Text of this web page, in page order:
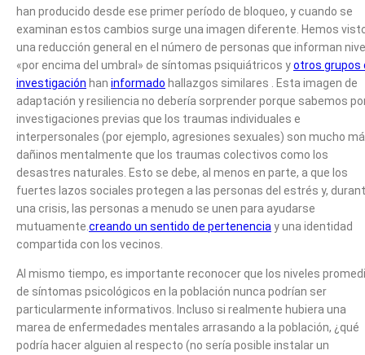
han producido desde ese primer período de bloqueo, y cuando se
examinan estos cambios surge una imagen diferente. Hemos
una reducción general en el número de personas que informan
«por encima del umbral» de síntomas psiquiátricos yotros grupos
investigación han informado hallazgos similares . Esta imagen de
adaptación y resiliencia no debería sorprender porque sabemos
investigaciones previas que los traumas individuales e
interpersonales (por ejemplo, agresiones sexuales) son mucho
dañinos mentalmente que los traumas colectivos como los
desastres naturales. Esto se debe, al menos en parte, a que los
fuertes lazos sociales protegen a las personas del estrés y,
una crisis, las personas a menudo se unen para ayudarse
mutuamente. creando un sentido de pertenencia y una identidad
compartida con los vecinos.
Al mismo tiempo, es importante reconocer que los niveles
de síntomas psicológicos en la población nunca podrían ser
particularmente informativos. Incluso si realmente hubiera una
marea de enfermedades mentales arrasando a la población, ¿qué
podría hacer alguien al respecto (no sería posible instalar un